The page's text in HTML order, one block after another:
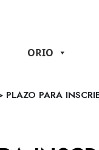
ORIO
PLAZO PARA